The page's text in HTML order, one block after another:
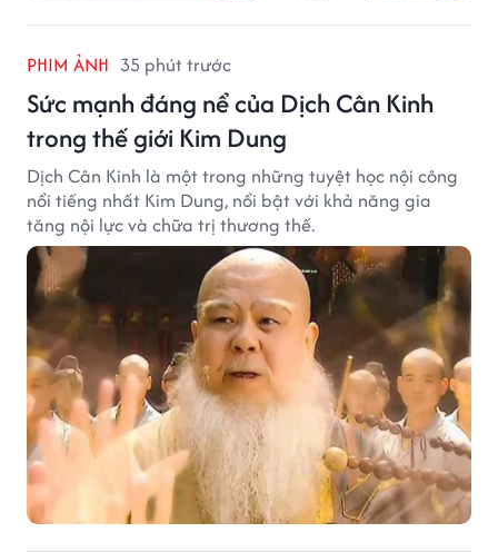
PHIM ẢNH 35 phút trước
Sức mạnh đáng nể của Dịch Cân Kinh
trong thế giới Kim Dung
Dịch Cân Kinh là một trong những tuyệt học nội công
nổi tiếng nhất Kim Dung, nổi bật với khả năng gia
tăng nội lực và chữa trị thương thế.